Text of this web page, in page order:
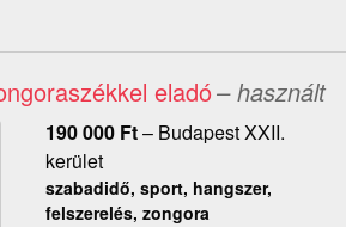
eladó– használt
190 000 Ft– Budapest XXII.
kerület
szabadidő, sport, hangszer,
felszerelés, zongora